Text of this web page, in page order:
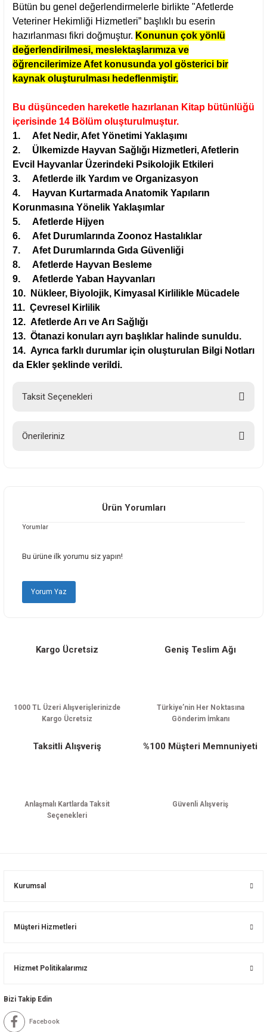
Bütün bu genel değerlendirmelerle birlikte "Afetlerde
Veteriner Hekimliği Hizmetleri” başlıklı bu eserin
hazırlanması fikri doğmuştur. Konunun çok yönlü
değerlendirilmesi, meslektaşlarımıza ve
öğrencilerimize Afet konusunda yol gösterici bir
kaynak oluşturulması hedeflenmiştir.
Bu düşünceden hareketle hazırlanan Kitap bütünlüğü
içerisinde 14 Bölüm oluşturulmuştur.
1.
Afet Nedir, Afet Yönetimi Yaklaşımı
2.
Ülkemizde Hayvan Sağlığı Hizmetleri, Afetlerin
Evcil Hayvanlar Üzerindeki Psikolojik Etkileri
3.
Afetlerde ilk Yardım ve Organizasyon
4.
Hayvan Kurtarmada Anatomik Yapıların
Korunmasına Yönelik Yaklaşımlar
5.
Afetlerde Hijyen
6.
Afet Durumlarında Zoonoz Hastalıklar
7.
Afet Durumlarında Gıda Güvenliği
8.
Afetlerde Hayvan Besleme
9.
Afetlerde Yaban Hayvanları
10.
Nükleer, Biyolojik, Kimyasal Kirlilikle Mücadele
11. Çevresel Kirlilik
12. Afetlerde Arı ve Arı Sağlığı
13. Ötanazi konuları ayrı başlıklar halinde sunuldu.
14. Ayrıca farklı durumlar için oluşturulan Bilgi Notları
da Ekler şeklinde verildi.
Taksit Seçenekleri
Önerileriniz
Ürün resmi kalitesiz, bozuk veya görüntülenemiyor.
Ürün bilgilerinde hatalar bulunuyor.
Bu ürüne benzer farklı alternatifler olmalı.
Ürün Yorumları
Yorumlar
Bu ürüne ilk yorumu siz yapın!
Yorum Yaz
Kargo Ücretsiz
1000 TL Üzeri Alışverişlerinizde
Kargo Ücretsiz
Geniş Teslim Ağı
Türkiye’nin Her Noktasına
Gönderim İmkanı
Taksitli Alışveriş
Anlaşmalı Kartlarda Taksit
Seçenekleri
%100 Müşteri Memnuniyeti
Güvenli Alışveriş
Kurumsal
Müşteri Hizmetleri
Hizmet Politikalarımız
Bizi Takip Edin
Facebook